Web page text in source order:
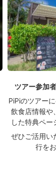
ツアー参加
PiPiのツアー
飲食店情報や
した特典ペー
ぜひご活用い
行を